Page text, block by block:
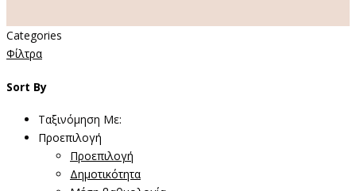
Categories
Φίλτρα
Sort By
Ταξινόμηση Με:
Προεπιλογή
Προεπιλογή
Δημοτικότητα